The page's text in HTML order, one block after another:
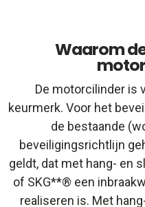
Waarom
De motorcilinder is
keurmerk. Voor het
de bestaande
beveiligingsrichtlijn
geldt, dat met hang- en
of SKG**® een
realiseren is. Met